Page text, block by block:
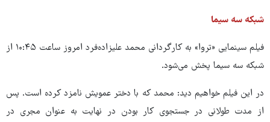
شبکه سه سیما
فیلم سینمایی «تروا» به کارگردانی محمد علیزاده‌فرد امروز ساعت ۱۰:۴۵ از
شبکه سه سیما پخش می‌شود.
در این فیلم خواهیم دید: محمد که با دختر عمویش نامزد کرده است. پس
از مدت طولانی در جستجوی کار بودن در نهایت به عنوان مجری در